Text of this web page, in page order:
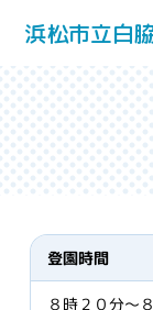
浜松市立白
登園時間
８時２０分～